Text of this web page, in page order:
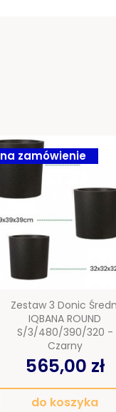
Zestaw 3 Donic
IQBANA ROUND
S/3/480/390/320 -
Czarny
565,00 zł
do koszyka
na zamówienie